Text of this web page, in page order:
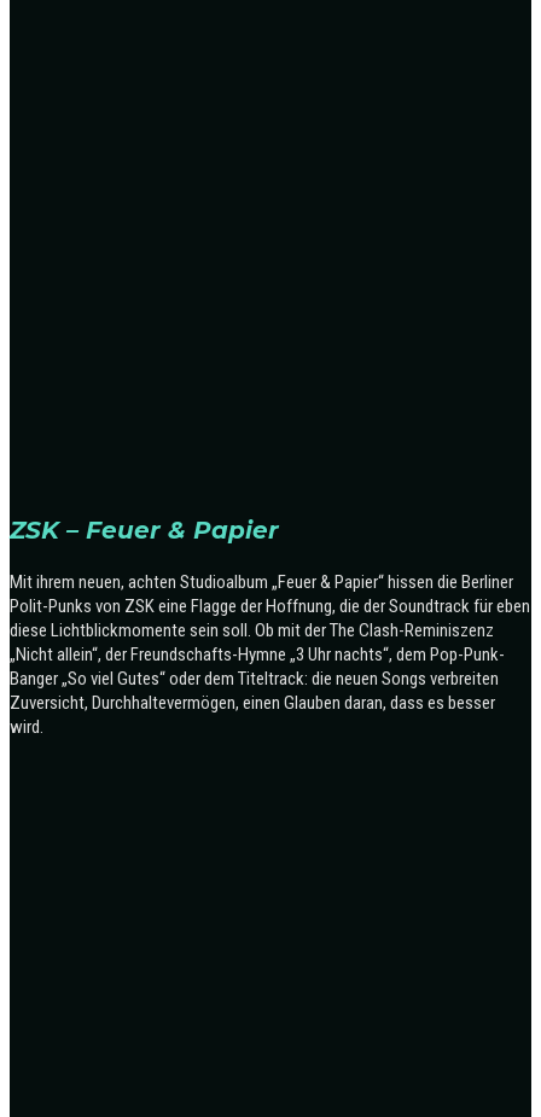
ZSK – Feuer & Papier
Mit ihrem neuen, achten Studioalbum „Feuer & Papier“ hissen die Berliner
Polit-Punks von ZSK eine Flagge der Hoffnung, die der Soundtrack für eben
diese Lichtblickmomente sein soll. Ob mit der The Clash-Reminiszenz
„Nicht allein“, der Freundschafts-Hymne „3 Uhr nachts“, dem Pop-Punk-
Banger „So viel Gutes“ oder dem Titeltrack: die neuen Songs verbreiten
Zuversicht, Durchhaltevermögen, einen Glauben daran, dass es besser
wird.